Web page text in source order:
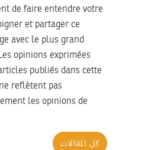
de faire entendre votre
et partager ce
avec le plus grand
opinions exprimées
publiés dans cette
reflètent pas
les opinions de
كل المقالات